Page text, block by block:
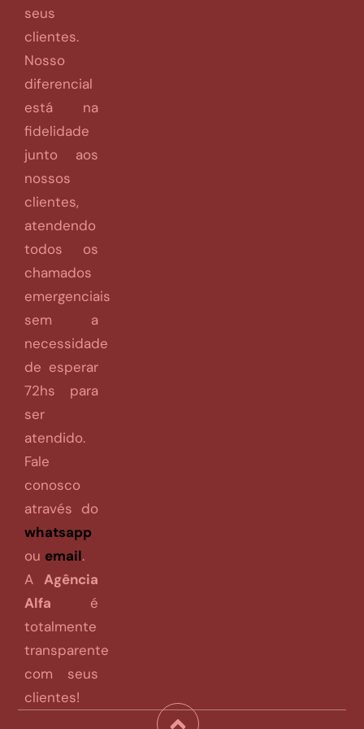
seus
clientes.
Nosso
diferencial
está na
fidelidade
junto aos
nossos
clientes,
atendendo
todos os
chamados
emergenciais
sem a
necessidade
de esperar
72hs para
ser
atendido.
Fale
conosco
através do
whatsapp
ou email.
A Agência
Alfa é
totalmente
transparente
com seus
clientes!